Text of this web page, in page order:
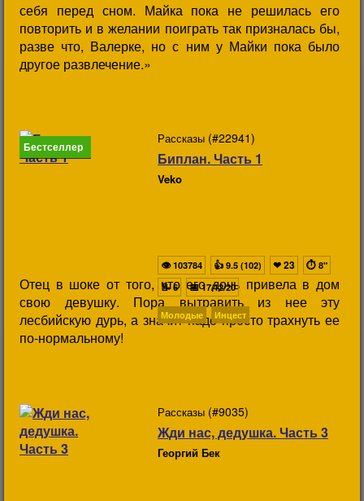
себя перед сном. Майка пока не решилась его
повторить и в желании поиграть так призналась бы,
разве что, Валерке, но с ним у Майки пока было
другое развлечение.»
Бестселлер
Рассказы (#22941)
Биплан. Часть 1
Veko
Отец в шоке от того, что его дочь привела в дом
свою девушку. Пора вытравить из нее эту
лесбийскую дурь, а значит надо просто трахнуть ее
по-нормальному!
👁103784 👍 9.5 (102) ❤23 ⏱ 8"
📝6 📅17/12/20
Молодые Инцест
Рассказы (#9035)
Жди нас, дедушка. Часть 3
Георгий Бек